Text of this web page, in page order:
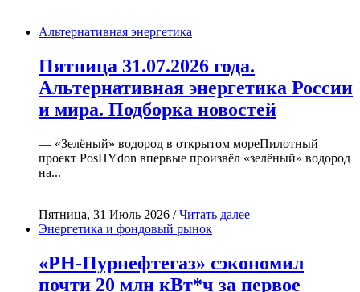
Альтернативная энергетика
Пятница 31.07.2026 года.
Альтернативная энергетика России
и мира. Подборка новостей
— «Зелёный» водород в открытом мореПилотный
проект PosHYdon впервые произвёл «зелёный» водород
на...
Пятница, 31 Июль 2026 /Читать далее
Энергетика и фондовый рынок
«РН-Пурнефтегаз» сэкономил
почти 20 млн кВт*ч за первое